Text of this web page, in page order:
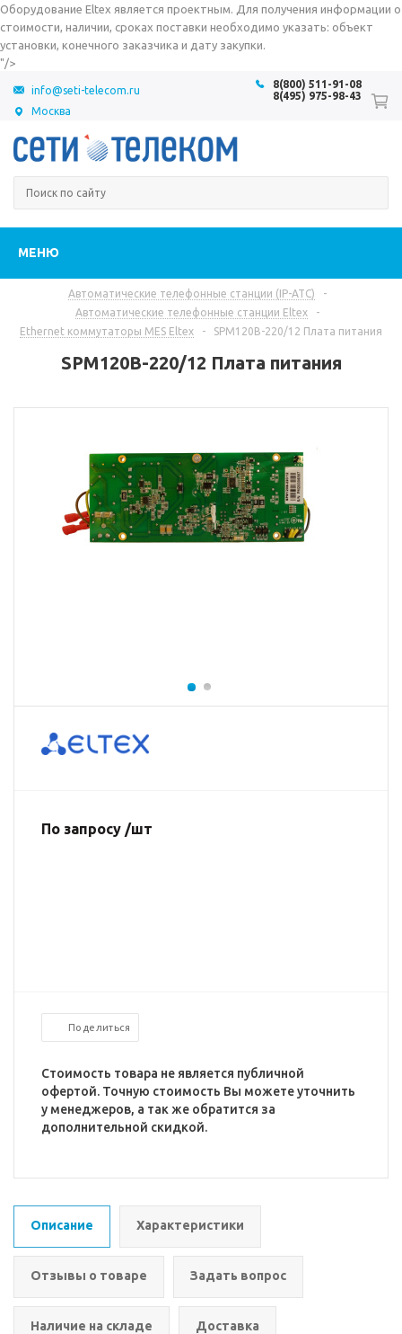
Оборудование Eltex является проектным. Для получения информации о
стоимости, наличии, сроках поставки необходимо указать: объект
установки, конечного заказчика и дату закупки.
"/>
Москва
8(800) 511-91-08
8(495) 975-98-43
info@seti-telecom.ru
МЕНЮ
Автоматические телефонные станции (IP-АТС)
-
Автоматические телефонные станции Eltex
-
Ethernet коммутаторы MES Eltex
- SPM120B-220/12 Плата питания
SPM120B-220/12 Плата питания
По запросу /шт
Поделиться
Стоимость товара не является публичной
офертой. Точную стоимость Вы можете уточнить
у менеджеров, а так же обратится за
дополнительной скидкой.
Описание Характеристики
Отзывы о товаре Задать вопрос
Наличие на складе Доставка